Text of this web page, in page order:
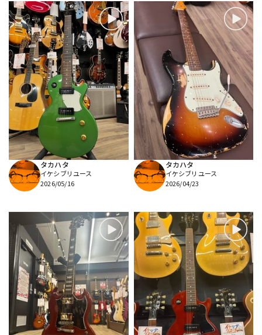
タカハタ
イケシブリユース
2026/05/16
タカハタ
イケシブリユース
2026/04/23